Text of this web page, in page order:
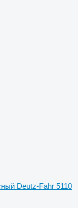
Deutz-Fahr 5110